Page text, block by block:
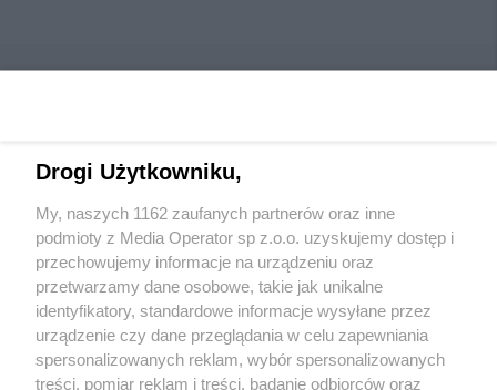
Wydawca mediów
Nie zapomnij
zapoznać się z:
polityką prywatności regulamin korzystania z portali
Twojemiasto Skontaktuj sięz nami
Drogi Użytkowniku,
My, naszych 1162 zaufanych partnerów oraz inne
podmioty z Media Operator sp z.o.o. uzyskujemy dostęp i
przechowujemy informacje na urządzeniu oraz
przetwarzamy dane osobowe, takie jak unikalne
identyfikatory, standardowe informacje wysyłane przez
urządzenie czy dane przeglądania w celu zapewniania
spersonalizowanych reklam, wybór spersonalizowanych
treści, pomiar reklam i treści, badanie odbiorców oraz